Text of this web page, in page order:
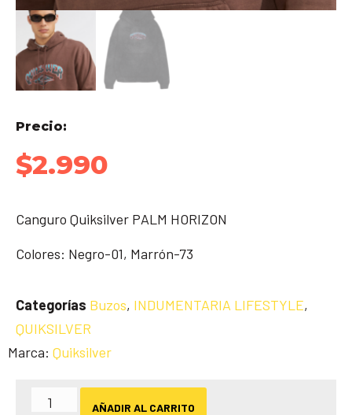
Precio:
$2.990
Canguro Quiksilver PALM HORIZON
Colores: Negro-01, Marrón-73
Categorías Buzos, INDUMENTARIA LIFESTYLE,
QUIKSILVER
Marca: Quiksilver
AÑADIR AL CARRITO